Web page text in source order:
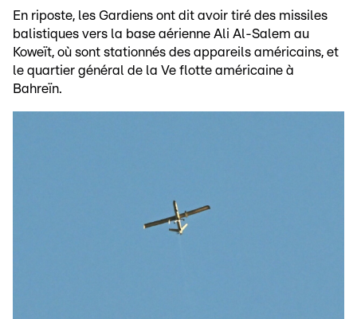
En riposte, les Gardiens ont dit avoir tiré des missiles
balistiques vers la base aérienne Ali Al-Salem au
Koweït, où sont stationnés des appareils américains, et
le quartier général de la Ve flotte américaine à
Bahreïn.